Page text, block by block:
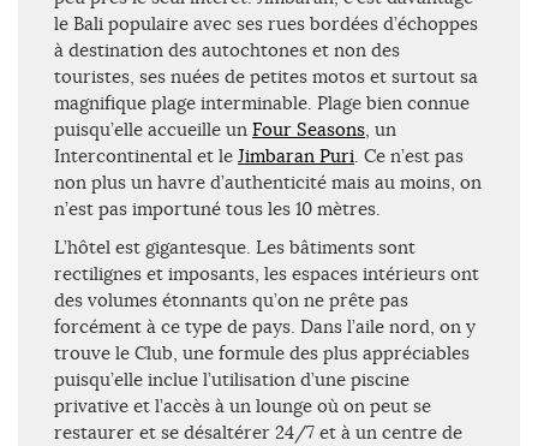
le Bali populaire avec ses rues bordées d’échoppes
à destination des autochtones et non des
touristes, ses nuées de petites motos et surtout sa
magnifique plage interminable. Plage bien connue
puisqu’elle accueille un Four Seasons, un
Intercontinental et le Jimbaran Puri. Ce n’est pas
non plus un havre d’authenticité mais au moins, on
n’est pas importuné tous les 10 mètres.
L’hôtel est gigantesque. Les bâtiments sont
rectilignes et imposants, les espaces intérieurs ont
des volumes étonnants qu’on ne prête pas
forcément à ce type de pays. Dans l’aile nord, on y
trouve le Club, une formule des plus appréciables
puisqu’elle inclue l’utilisation d’une piscine
privative et l’accès à un lounge où on peut se
restaurer et se désaltérer 24/7 et à un centre de